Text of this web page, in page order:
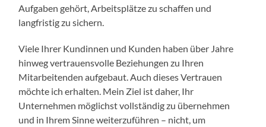
Aufgaben gehört, Arbeitsplätze zu schaffen und
langfristig zu sichern.
Viele Ihrer Kundinnen und Kunden haben über Jahre
hinweg vertrauensvolle Beziehungen zu Ihren
Mitarbeitenden aufgebaut. Auch dieses Vertrauen
möchte ich erhalten. Mein Ziel ist daher, Ihr
Unternehmen möglichst vollständig zu übernehmen
und in Ihrem Sinne weiterzuführen – nicht, um